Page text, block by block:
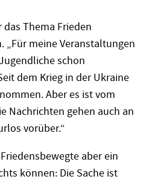
Thema Frieden
meine Veranstaltungen
schon
dem Krieg in der Ukraine
Aber es ist vom
Nachrichten gehen auch an
vorüber.“
aber ein
können: Die Sache ist